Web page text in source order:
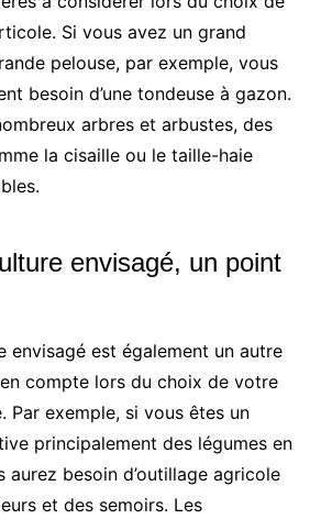
Si vous avez un grand
pelouse, par exemple, vous
besoin d’une tondeuse à gazon.
arbres et arbustes, des
la cisaille ou le taille-haie
envisagé, un point
envisagé est également un autre
compte lors du choix de votre
Par exemple, si vous êtes un
principalement des légumes en
aurez besoin d’outillage agricole
et des semoirs. Les